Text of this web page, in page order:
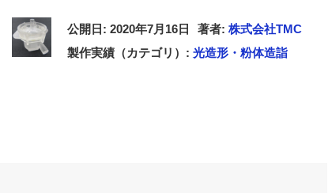
公開日: 2020年7月16日 著者: 株式会社TMC
製作実績（カテゴリ）: 光造形・粉体造詣